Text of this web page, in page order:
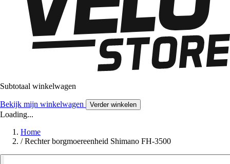
Subtotaal winkelwagen
Bekijk mijn winkelwagen Verder winkelen
Loading...
Home
/ Rechter borgmoereenheid Shimano FH-3500